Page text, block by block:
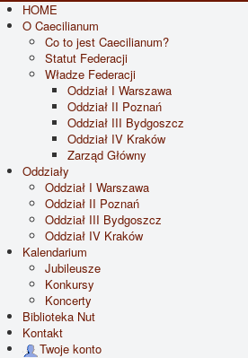
HOME
O Caecilianum
Co to jest Caecilianum?
Statut Federacji
Władze Federacji
Oddział I Warszawa
Oddział II Poznań
Oddział III Bydgoszcz
Oddział IV Kraków
Zarząd Główny
Oddziały
Oddział I Warszawa
Oddział II Poznań
Oddział III Bydgoszcz
Oddział IV Kraków
Kalendarium
Jubileusze
Konkursy
Koncerty
Biblioteka Nut
Kontakt
Twoje konto